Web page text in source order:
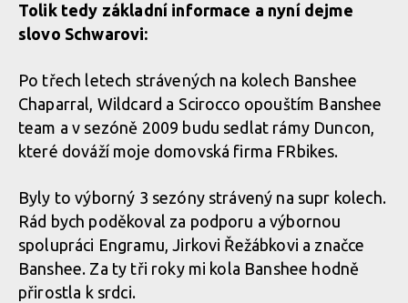
Tolik tedy základní informace a nyní dejme
slovo Schwarovi:
Po třech letech strávených na kolech Banshee
Chaparral, Wildcard a Scirocco opouštím Banshee
team a v sezóně 2009 budu sedlat rámy Duncon,
které dováží moje domovská firma FRbikes.
Byly to výborný 3 sezóny strávený na supr kolech.
Rád bych poděkoval za podporu a výbornou
spolupráci Engramu, Jirkovi Řežábkovi a značce
Banshee. Za ty tři roky mi kola Banshee hodně
přirostla k srdci.